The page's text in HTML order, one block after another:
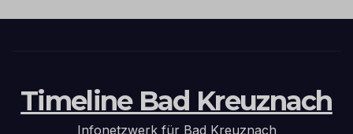
Timeline Bad Kreuznach
Infonetzwerk für Bad Kreuznach